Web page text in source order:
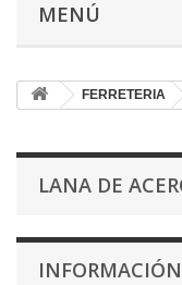
MENÚ
FERRETERIA
LANA DE
INFORMACIÓN